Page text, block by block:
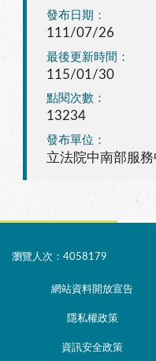
發布日期：
111/07/26
最後更新時間：
115/01/30
點閱次數：
13234
發布單位：
立法院中南部服
瀏覽人次：4058179
資訊安全政策
隱私權政策
網站資料開放宣告